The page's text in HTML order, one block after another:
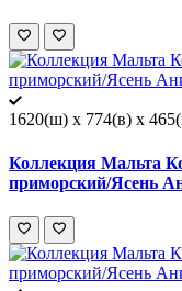
1620(ш) x 774(в) x
Коллекция Мальта
приморский/Ясень